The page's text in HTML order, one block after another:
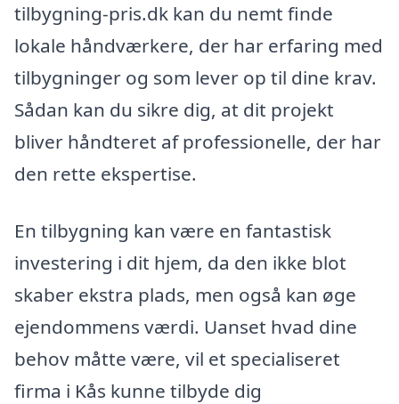
tilbygning-pris.dk kan du nemt finde
lokale håndværkere, der har erfaring med
tilbygninger og som lever op til dine krav.
Sådan kan du sikre dig, at dit projekt
bliver håndteret af professionelle, der har
den rette ekspertise.
En tilbygning kan være en fantastisk
investering i dit hjem, da den ikke blot
skaber ekstra plads, men også kan øge
ejendommens værdi. Uanset hvad dine
behov måtte være, vil et specialiseret
firma i Kås kunne tilbyde dig